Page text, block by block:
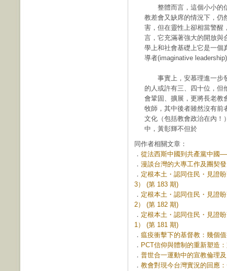
整體而言，這個小小的信
教差會又缺席的情況下，仍
害，但在靈性上卻相當警醒
言，它充滿著強大的開放與
學上和社會基礎上它是一個
導者(imaginative
事實上，安慕理進一步發
的人或許有三、四十位，但
會鞏固、擴展，更將長老教
牧師，其中後者雖然沒有前
文化（包括教會政治在內！
中，黃彰輝不但於
同作者相關文章：
． 從法西斯中國到共產黨中國
． 漫談台灣的大專工作及團契
． 定根本土・認同住民・見證
3） (第 183 期)
． 定根本土・認同住民・見證
2） (第 182 期)
． 定根本土・認同住民・見證
1） (第 181 期)
． 瘟疫衝擊下的基督教：幾個
． PCT信仰與體制的重新塑造
． 普世合一運動中的宣教倫理
． 教會對現今台灣實況的回應